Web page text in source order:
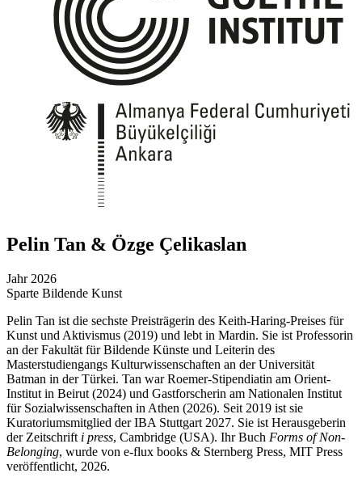
Pelin Tan & Özge Çelikaslan
Jahr 2026
Sparte Bildende Kunst
Pelin Tan ist die sechste Preisträgerin des Keith-Haring-Preises für
Kunst und Aktivismus (2019) und lebt in Mardin. Sie ist Professorin
an der Fakultät für Bildende Künste und Leiterin des
Masterstudiengangs Kulturwissenschaften an der Universität
Batman in der Türkei. Tan war Roemer-Stipendiatin am Orient-
Institut in Beirut (2024) und Gastforscherin am Nationalen Institut
für Sozialwissenschaften in Athen (2026). Seit 2019 ist sie
Kuratoriumsmitglied der IBA Stuttgart 2027. Sie ist Herausgeberin
der Zeitschrift i press, Cambridge (USA). Ihr Buch Forms of Non-
Belonging, wurde von e-flux books & Sternberg Press, MIT Press
veröffentlicht, 2026.